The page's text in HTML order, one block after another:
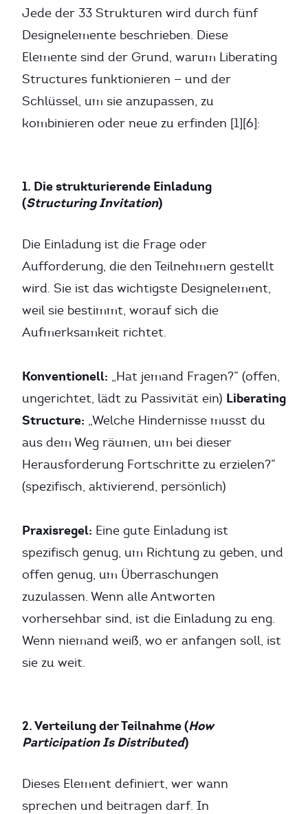
Jede der 33 Strukturen wird durch fünf
Designelemente beschrieben. Diese
Elemente sind der Grund, warum Liberating
Structures funktionieren — und der
Schlüssel, um sie anzupassen, zu
kombinieren oder neue zu erfinden [1][6]:
1. Die strukturierende Einladung
(Structuring Invitation)
Die Einladung ist die Frage oder
Aufforderung, die den Teilnehmern gestellt
wird. Sie ist das wichtigste Designelement,
weil sie bestimmt, worauf sich die
Aufmerksamkeit richtet.
Konventionell: „Hat jemand Fragen?” (offen,
ungerichtet, lädt zu Passivität ein) Liberating
Structure: „Welche Hindernisse musst du
aus dem Weg räumen, um bei dieser
Herausforderung Fortschritte zu erzielen?”
(spezifisch, aktivierend, persönlich)
Praxisregel: Eine gute Einladung ist
spezifisch genug, um Richtung zu geben, und
offen genug, um Überraschungen
zuzulassen. Wenn alle Antworten
vorhersehbar sind, ist die Einladung zu eng.
Wenn niemand weiß, wo er anfangen soll, ist
sie zu weit.
2. Verteilung der Teilnahme (How
Participation Is Distributed)
Dieses Element definiert, wer wann
sprechen und beitragen darf. In